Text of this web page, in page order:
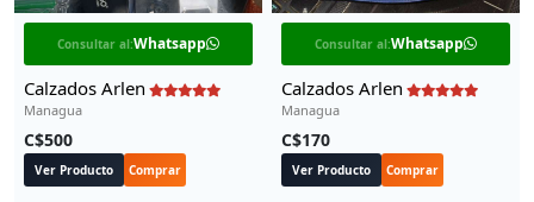
Consultar al:Whatsapp
Calzados Arlen
Managua
C$500
Ver Producto Comprar
Consultar al:Whatsapp
Calzados Arlen
Managua
C$170
Ver Producto Comprar